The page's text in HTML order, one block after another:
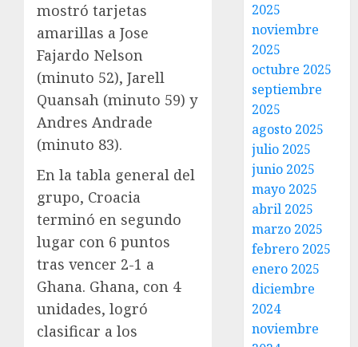
mostró tarjetas
amarillas a Jose
Fajardo Nelson
(minuto 52), Jarell
Quansah (minuto 59) y
Andres Andrade
(minuto 83).
En la tabla general del
grupo, Croacia
terminó en segundo
lugar con 6 puntos
tras vencer 2-1 a
Ghana. Ghana, con 4
unidades, logró
clasificar a los
2025
noviembre
2025
octubre 2025
septiembre
2025
agosto 2025
julio 2025
junio 2025
mayo 2025
abril 2025
marzo 2025
febrero 2025
enero 2025
diciembre
2024
noviembre